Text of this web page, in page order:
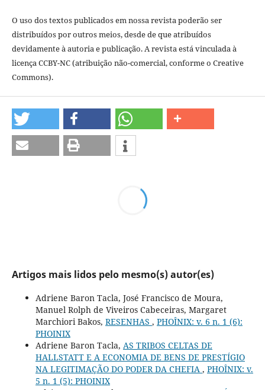
O uso dos textos publicados em nossa revista poderão ser
distribuídos por outros meios, desde de que atribuídos
devidamente à autoria e publicação. A revista está vinculada à
licença CCBY-NC (atribuição não-comercial, conforme o Creative
Commons).
Artigos mais lidos pelo mesmo(s) autor(es)
Adriene Baron Tacla, José Francisco de Moura,
Manuel Rolph de Viveiros Cabeceiras, Margaret
Marchiori Bakos, RESENHAS , PHOÎNIX: v. 6 n. 1 (6):
PHOINIX
Adriene Baron Tacla, AS TRIBOS CELTAS DE
HALLSTATT E A ECONOMIA DE BENS DE PRESTÍGIO
NA LEGITIMAÇÃO DO PODER DA CHEFIA , PHOÎNIX: v.
5 n. 1 (5): PHOINIX